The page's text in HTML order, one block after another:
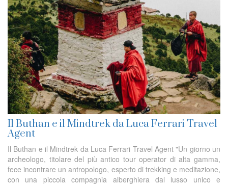
Il Buthan e il Mindtrek da Luca Ferrari Travel
Agent
Il Buthan e il Mindtrek da Luca Ferrari Travel Agent "Un giorno un
archeologo, titolare del più antico tour operator di alta gamma,
fece incontrare un antropologo, esperto di trekking e meditazione,
con una piccola compagnia alberghiera dal lusso unico e